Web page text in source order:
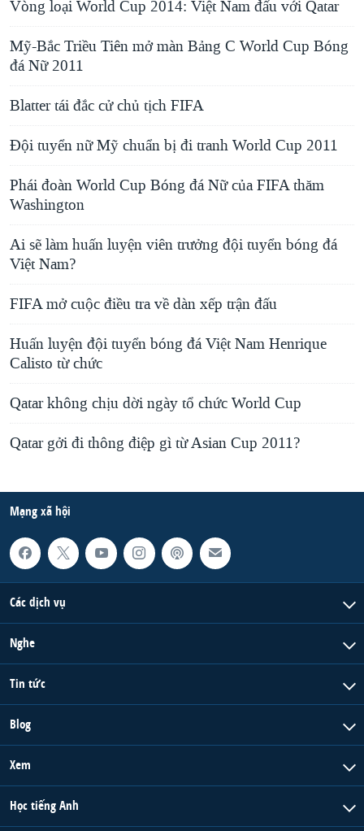
Vòng loại World Cup 2014: Việt Nam đấu với Qatar
Mỹ-Bắc Triều Tiên mở màn Bảng C World Cup Bóng
đá Nữ 2011
Blatter tái đắc cử chủ tịch FIFA
Đội tuyển nữ Mỹ chuẩn bị đi tranh World Cup 2011
Phái đoàn World Cup Bóng đá Nữ của FIFA thăm
Washington
Ai sẽ làm huấn luyện viên trưởng đội tuyển bóng đá
Việt Nam?
FIFA mở cuộc điều tra về dàn xếp trận đấu
Huấn luyện đội tuyển bóng đá Việt Nam Henrique
Calisto từ chức
Qatar không chịu dời ngày tổ chức World Cup
Qatar gởi đi thông điệp gì từ Asian Cup 2011?
Mạng xã hội
Các dịch vụ
Nghe
Tin tức
Blog
Xem
Học tiếng Anh